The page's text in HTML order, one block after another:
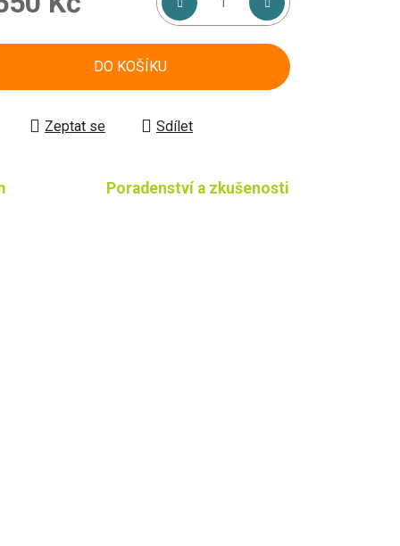
DO KOŠÍKU
Zeptat se Sdílet
Poradenství a zkušenosti